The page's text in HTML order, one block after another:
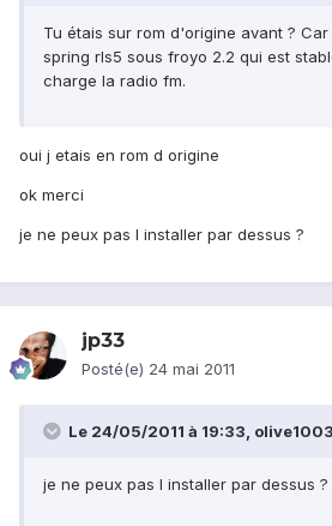
Tu étais sur rom d'origine avant ?
spring rls5 sous froyo 2.2 qui est
charge la radio fm.
oui j etais en rom d origine
ok merci
je ne peux pas l installer par dessus ?
jp33
Posté(e) 24 mai 2011
Le 24/05/2011 à 19:33,
je ne peux pas l installer par dessus ?